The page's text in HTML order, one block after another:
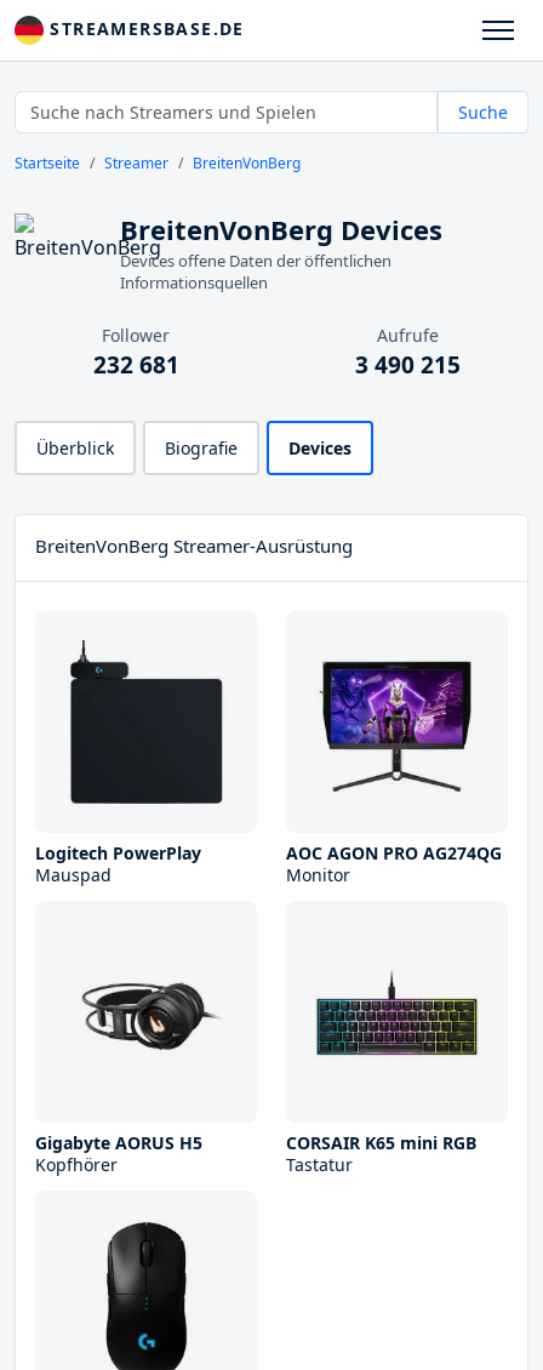
STREAMERSBASE.DE
Suche
Startseite Streamer BreitenVonBerg
BreitenVonBerg Devices
Devices offene Daten der öffentlichen
Informationsquellen
Follower
232 681
Aufrufe
3 490 215
Überblick Biografie Devices
BreitenVonBerg Streamer-Ausrüstung
Logitech PowerPlay
Mauspad
AOC AGON PRO AG274QG
Monitor
Gigabyte AORUS H5
Kopfhörer
CORSAIR K65 mini RGB
Tastatur